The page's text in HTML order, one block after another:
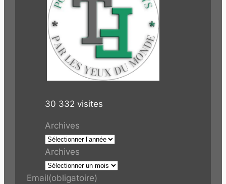
30 332 visites
Archives
Archives
Email(obligatoire)